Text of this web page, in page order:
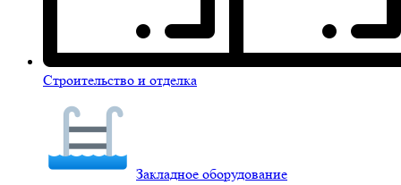
Строительство и отделка
Закладное оборудование